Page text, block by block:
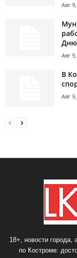
Авг
Дню
Авг
В
Авг
18+, новости города,
по Костроме: